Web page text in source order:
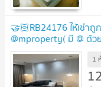
🤝🏻RB24176 ให้เช่า
@mproperty( มี @ ด้
1